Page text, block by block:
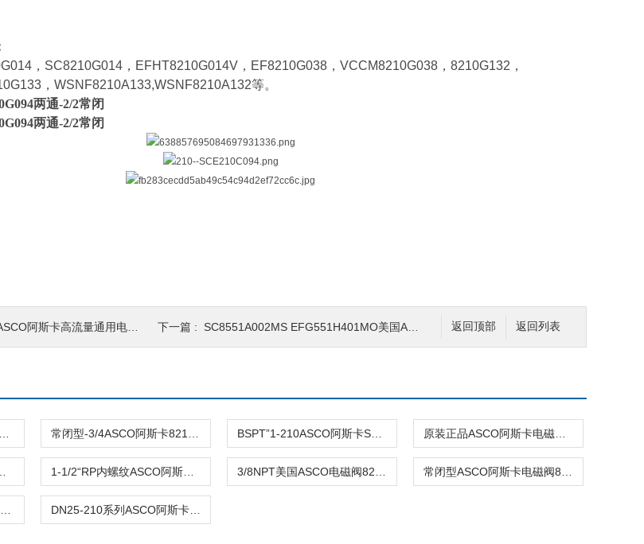
，SC8210G014，EFHT8210G014V，EF8210G038，VCCM8210G038，8210G132，
，WSNF8210A133,WSNF8210A132等。
两通-2/2常闭
两通-2/2常闭
返回列表
返回顶部
卡高流量通用电磁阀JKH-8210G94 下一篇 : SC8551A002MS EFG551H401MO美国ASCO电磁阀551系列EF8551/SCG551A001MS